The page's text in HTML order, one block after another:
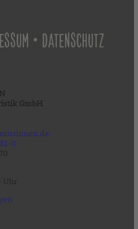
• DATENSCHUTZ
0